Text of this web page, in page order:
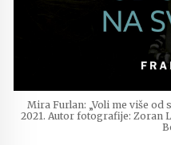
Mira Furlan: „Voli me više od
2021. Autor fotografije: Zoran